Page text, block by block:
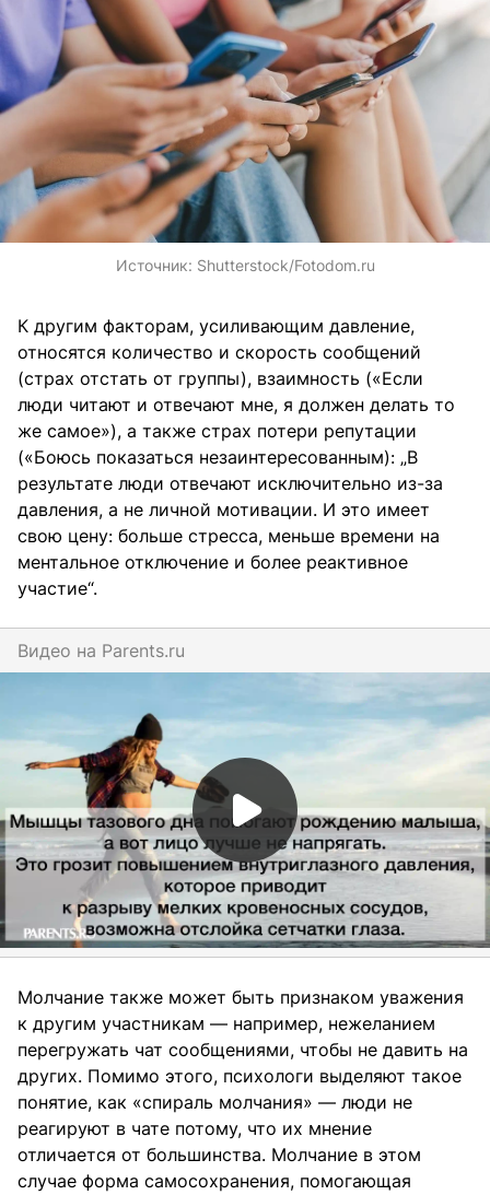
Источник: Shutterstock/Fotodom.ru
К другим факторам, усиливающим давление,
относятся количество и скорость сообщений
(страх отстать от группы), взаимность («Если
люди читают и отвечают мне, я должен делать то
же самое»), а также страх потери репутации
(«Боюсь показаться незаинтересованным): „В
результате люди отвечают исключительно из-за
давления, а не личной мотивации. И это имеет
свою цену: больше стресса, меньше времени на
ментальное отключение и более реактивное
участие“.
Видео на parents.ru
Молчание также может быть признаком уважения
к другим участникам — например, нежеланием
перегружать чат сообщениями, чтобы не давить на
других. Помимо этого, психологи выделяют такое
понятие, как «спираль молчания» — люди не
реагируют в чате потому, что их мнение
отличается от большинства. Молчание в этом
случае форма самосохранения, помогающая